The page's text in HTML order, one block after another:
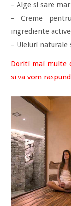
– Alge si sare
– Creme
ingrediente
– Uleiuri naturale
Doriti mai multe
si va vom